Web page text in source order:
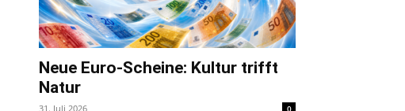
Neue Euro-Scheine: Kultur trifft
Natur
31. Juli 2026 0